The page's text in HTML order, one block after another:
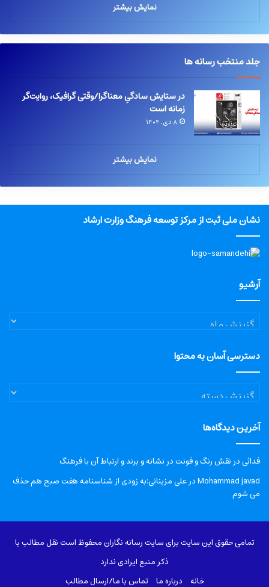
نمایش بیشتر
جلد منتخب رسانه ها
در ستایش سادگیِ معناگرا/وقتی گرافیک، روایت‌گر
زمانه است
۸ دی, ۱۴۰۴
نمایش بیشتر
نشان ملی ثبت از مرکز توسعه فرهنگ وزارت ارشاد
آرشیو
آرشیو
دسترسی آسان به محتوا
دسترسی
آسان
محتوا
آخرین دیدگاه‌ها
فدائیدرنقش رنگ و فونت در نشانه و برند و ارتباط آن با فرهنگ
Mohammad javadدرعلی مزینانی:به زودی از شناسنامه هفت صبح هم حذف
می شوم
تمامی حقوق این سایت برای سایت رسانه نگاران محفوظ است نقل مطالب با
ذکر منبع ایرادی ندارد
خانه
درباره‌ ما تماس با ما/ارسال مطالب